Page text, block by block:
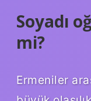
Soyadı
mi?
Ermeniler